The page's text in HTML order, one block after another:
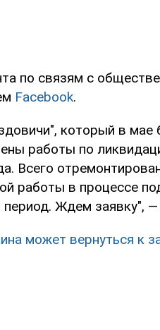
по связям с
Facebook.
который в
работы по
Всего
работы в процессе
период. Ждем заявку",
может вернуться к